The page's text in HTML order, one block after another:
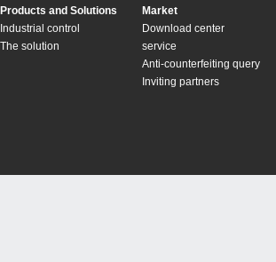
Products and Solutions
Industrial control
The solution
Market
Download center
service
Anti-counterfeiting query
Inviting partners